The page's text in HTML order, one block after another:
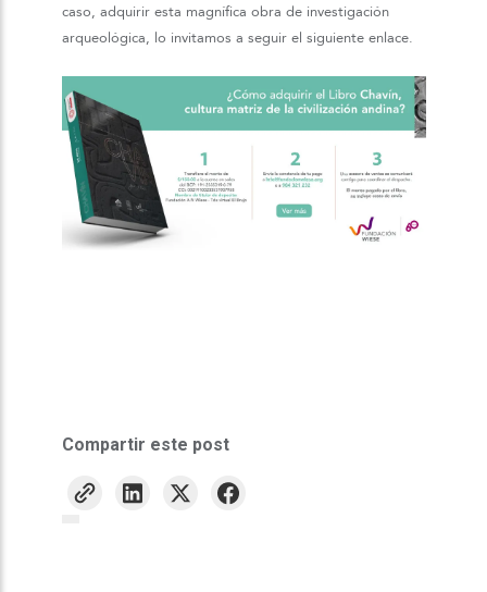
caso, adquirir esta magnífica obra de investigación
arqueológica, lo invitamos a seguir el siguiente enlace.
Compartir este post